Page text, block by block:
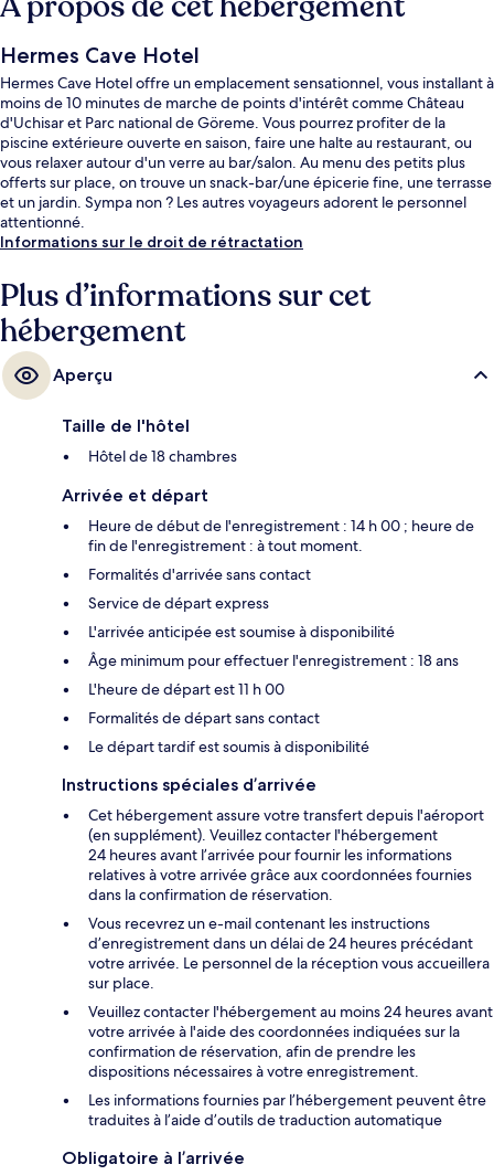
Hermes Cave Hotel
Hermes Cave Hotel offre un emplacement sensationnel, vous installant à
moins de 10 minutes de marche de points d'intérêt comme Château
d'Uchisar et Parc national de Göreme. Vous pourrez profiter de la
piscine extérieure ouverte en saison, faire une halte au restaurant, ou
vous relaxer autour d'un verre au bar/salon. Au menu des petits plus
offerts sur place, on trouve un snack-bar/une épicerie fine, une terrasse
et un jardin. Sympa non ? Les autres voyageurs adorent le personnel
attentionné.
Informations sur le droit de rétractation
Plus d’informations sur cet
hébergement
Aperçu
Taille de l'hôtel
Hôtel de 18 chambres
Arrivée et départ
Heure de début de l'enregistrement : 14 h 00 ; heure de
fin de l'enregistrement : à tout moment.
Formalités d'arrivée sans contact
Service de départ express
L'arrivée anticipée est soumise à disponibilité
Âge minimum pour effectuer l'enregistrement : 18 ans
L'heure de départ est 11 h 00
Formalités de départ sans contact
Le départ tardif est soumis à disponibilité
Instructions spéciales d’arrivée
Cet hébergement assure votre transfert depuis l'aéroport
(en supplément). Veuillez contacter l'hébergement
24 heures avant l’arrivée pour fournir les informations
relatives à votre arrivée grâce aux coordonnées fournies
dans la confirmation de réservation.
Vous recevrez un e-mail contenant les instructions
d’enregistrement dans un délai de 24 heures précédant
votre arrivée. Le personnel de la réception vous accueillera
sur place.
Veuillez contacter l'hébergement au moins 24 heures avant
votre arrivée à l'aide des coordonnées indiquées sur la
confirmation de réservation, afin de prendre les
dispositions nécessaires à votre enregistrement.
Les informations fournies par l’hébergement peuvent être
traduites à l’aide d’outils de traduction automatique
Obligatoire à l’arrivée